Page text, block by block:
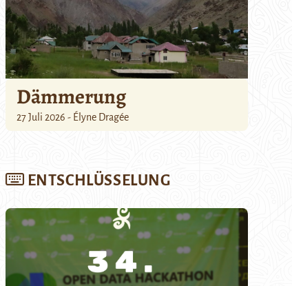
Dämmerung
27 Juli 2026 - Élyne Dragée
ENTSCHLÜSSELUNG